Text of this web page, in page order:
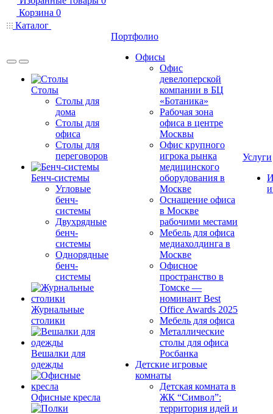
Корзина 0
Каталог
Столы
Столы для
дома
Столы для
офиса
Столы для
переговоров
Бенч-системы
Угловые
бенч-
системы
Двухрядные
бенч-
системы
Однорядные
бенч-
системы
Журнальные
столики
Вешалки для
одежды
Офисные кресла
Портфолио
Офисы
Офис
девелоперской
компании в БЦ
«Ботаника»
Рабочая зона
офиса в центре
Москвы
Офис крупного
игрока рынка
медицинского
оборудования в
Москве
Оснащение офиса
в Москве
рабочими местами
Мебель для офиса
медиахолдинга в
Москве
Офисное
пространство в
Томске —
номинант Best
Office Awards 2025
Мебель для офиса
Металлические
столы для офиса
Росбанка
Детские игровые
комнаты
Детская комната в
ЖК “Символ”:
территория идей и
Услуги